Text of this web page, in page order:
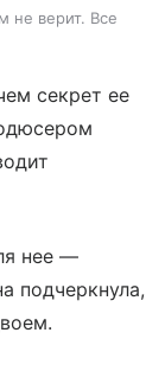
не верит. Все
секрет ее
нее —
подчеркнула,